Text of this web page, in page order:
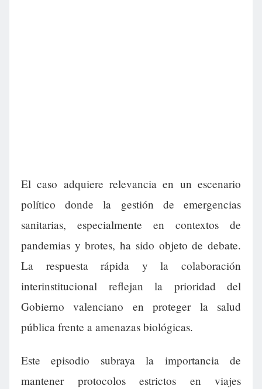
El caso adquiere relevancia en un escenario
político donde la gestión de emergencias
sanitarias, especialmente en contextos de
pandemias y brotes, ha sido objeto de debate.
La respuesta rápida y la colaboración
interinstitucional reflejan la prioridad del
Gobierno valenciano en proteger la salud
pública frente a amenazas biológicas.
Este episodio subraya la importancia de
mantener protocolos estrictos en viajes